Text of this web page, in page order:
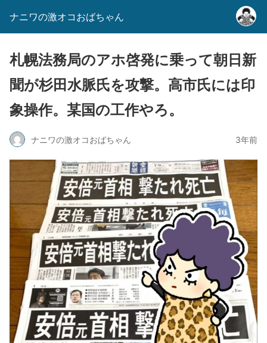
ナニワの激オコおばちゃん
札幌法務局のアホ啓発に乗って朝日新
聞が杉田水脈氏を攻撃。高市氏には印
象操作。某国の工作やろ。
ナニワの激オコおばちゃん 3年前